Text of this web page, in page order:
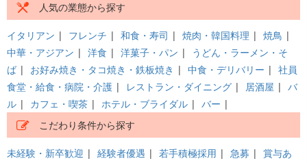
人気の業態から探す
イタリアン | フレンチ | 和食・寿司 | 焼肉・韓国料理 | 焼鳥 |
中華・アジアン | 洋食 | 洋菓子・パン |
うどん・ラーメン・そ
ば | お好み焼き・タコ焼き・鉄板焼き | 中食・デリバリー | 社員
食堂・給食・病院・介護 | レストラン・ダイニング | 居酒屋 | バ
ル | カフェ・喫茶 | ホテル・ブライダル | バー |
こだわり条件から探す
未経験・新卒歓迎 | 経験者優遇 | 若手積極採用 | 急募 | 賞与あ